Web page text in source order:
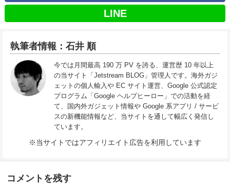
LINE
執筆者情報：石井 順
今では月間最高 190 万 PV を誇る、運営歴 10 年以上
の当サイト「Jetstream BLOG」管理人です。海外ガジ
ェットの個人輸入や EC サイト運営、Google 公式認定
プログラム「Google ヘルプヒーロー」での活動を経
て、国内外ガジェット情報や Google 系アプリ / サービ
スの新機能情報など、当サイトを通して幅広く発信し
ています。
※当サイトではアフィリエイト広告を利用しています
コメントを残す